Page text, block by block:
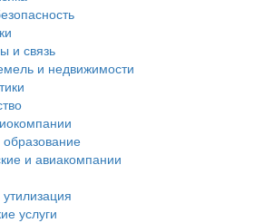
и связь
и недвижимости
и авиакомпании
услуги